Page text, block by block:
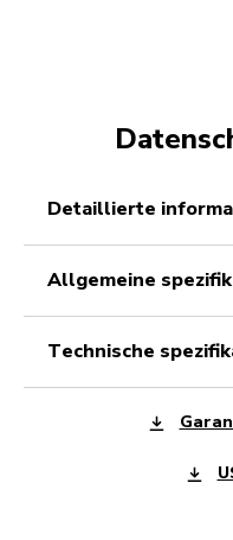
detaillierte
allgemeine
technische